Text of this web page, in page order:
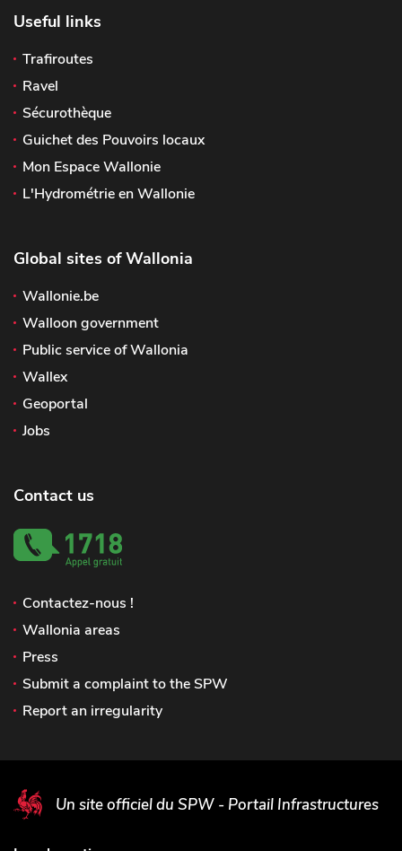
Useful links
Trafiroutes
Ravel
Sécurothèque
Guichet des Pouvoirs locaux
Mon Espace Wallonie
L'Hydrométrie en Wallonie
Global sites of Wallonia
Wallonie.be
Walloon government
Public service of Wallonia
Wallex
Geoportal
Jobs
Contact us
Contactez-nous !
Wallonia areas
Press
Submit a complaint to the SPW
Report an irregularity
Un site officiel du SPW - Portail Infrastructures